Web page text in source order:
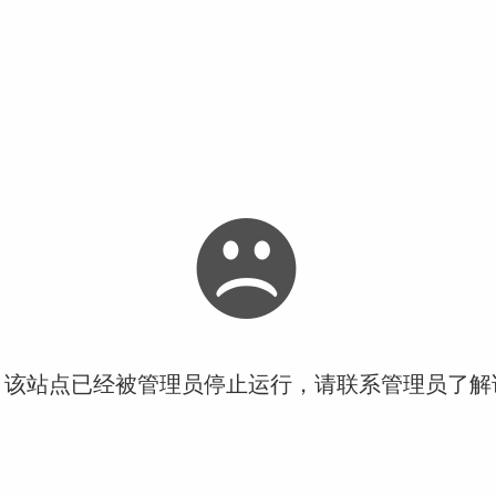
站点已经被管理员停止运行，请联系管理员了